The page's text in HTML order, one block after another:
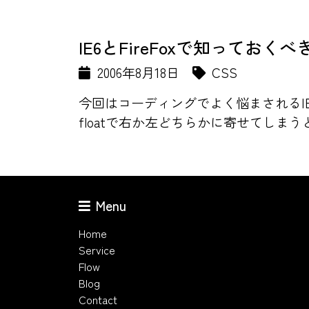
IE6とFireFoxで知っておくべ
2006年8月18日
CSS
今回はコーディングでよく悩まされ
floatで右か左どちらかに寄せてしま
Menu
Home
Service
Flow
Blog
Contact